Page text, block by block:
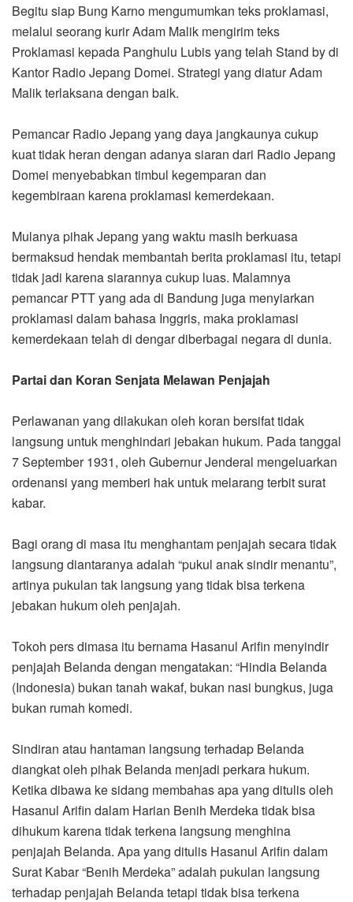
Begitu siap Bung Karno mengumumkan teks proklamasi,
melalui seorang kurir Adam Malik mengirim teks
Proklamasi kepada Panghulu Lubis yang telah Stand by di
Kantor Radio Jepang Domei. Strategi yang diatur Adam
Malik terlaksana dengan baik.
Pemancar Radio Jepang yang daya jangkaunya cukup
kuat tidak heran dengan adanya siaran dari Radio Jepang
Domei menyebabkan timbul kegemparan dan
kegembiraan karena proklamasi kemerdekaan.
Mulanya pihak Jepang yang waktu masih berkuasa
bermaksud hendak membantah berita proklamasi itu, tetapi
tidak jadi karena siarannya cukup luas. Malamnya
pemancar PTT yang ada di Bandung juga menyiarkan
proklamasi dalam bahasa Inggris, maka proklamasi
kemerdekaan telah di dengar diberbagai negara di dunia.
Partai dan Koran Senjata Melawan Penjajah
Perlawanan yang dilakukan oleh koran bersifat tidak
langsung untuk menghindari jebakan hukum. Pada tanggal
7 September 1931, oleh Gubernur Jenderal mengeluarkan
ordenansi yang memberi hak untuk melarang terbit surat
kabar.
Bagi orang di masa itu menghantam penjajah secara tidak
langsung diantaranya adalah “pukul anak sindir menantu”,
artinya pukulan tak langsung yang tidak bisa terkena
jebakan hukum oleh penjajah.
Tokoh pers dimasa itu bernama Hasanul Arifin menyindir
penjajah Belanda dengan mengatakan: “Hindia Belanda
(Indonesia) bukan tanah wakaf, bukan nasi bungkus, juga
bukan rumah komedi.
Sindiran atau hantaman langsung terhadap Belanda
diangkat oleh pihak Belanda menjadi perkara hukum.
Ketika dibawa ke sidang membahas apa yang ditulis oleh
Hasanul Arifin dalam Harian Benih Merdeka tidak bisa
dihukum karena tidak terkena langsung menghina
penjajah Belanda. Apa yang ditulis Hasanul Arifin dalam
Surat Kabar “Benih Merdeka” adalah pukulan langsung
terhadap penjajah Belanda tetapi tidak bisa terkena